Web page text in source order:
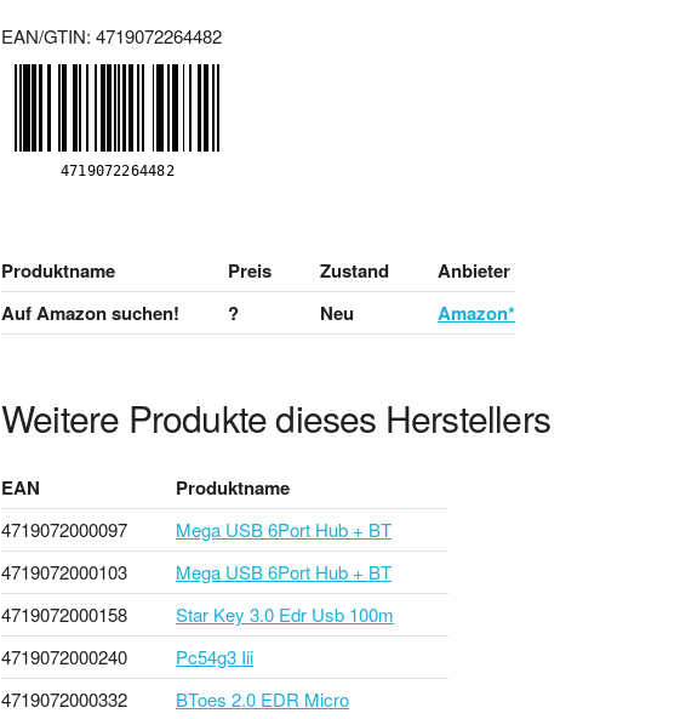
EAN/GTIN: 4719072264482
Produktname Preis Zustand
Anbieter
Auf Amazon suchen!
? Neu Amazon*
Weitere Produkte dieses Herstellers
EAN Produktname
4719072000097
Mega USB 6Port Hub + BT
4719072000103
Mega USB 6Port Hub + BT
4719072000158
Star Key 3.0 Edr Usb 100m
4719072000240
Pc54g3 Iii
4719072000332
BToes 2.0 EDR Micro